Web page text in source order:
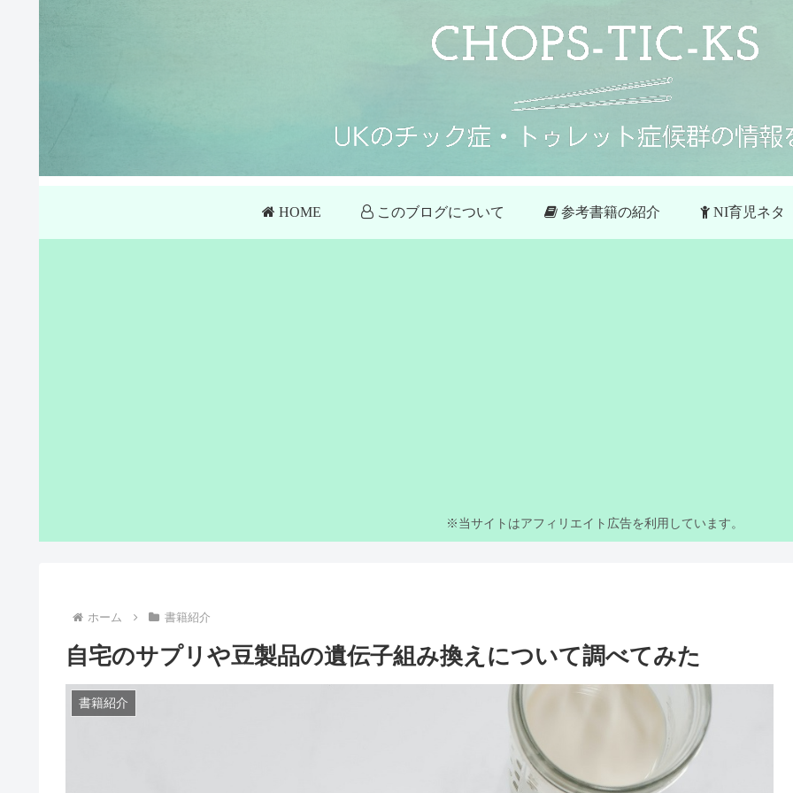
HOME このブログについて 参考書籍の紹介 NI育児ネタ
※当サイトはアフィリエイト広告を利用しています。
ホーム 書籍紹介
自宅のサプリや豆製品の遺伝子組み換えについて調べてみた
書籍紹介